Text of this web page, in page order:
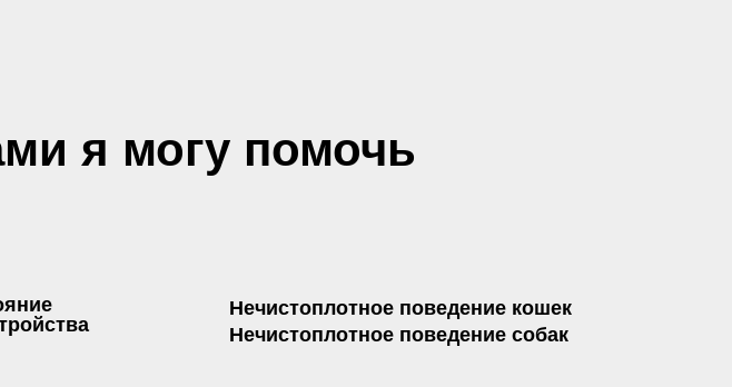
я могу помочь
Нечистоплотное поведение кошек
Нечистоплотное поведение собак